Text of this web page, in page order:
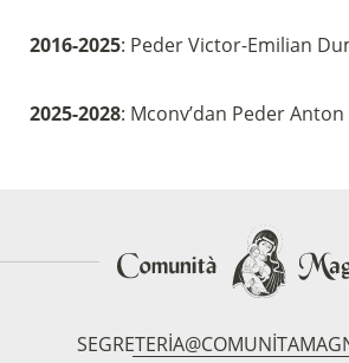
2016-2025: Peder Victor-Emilian
2025-2028: Mconv’dan Peder Anton